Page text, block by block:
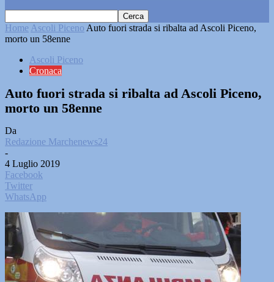
Home Ascoli Piceno Auto fuori strada si ribalta ad Ascoli Piceno,
morto un 58enne
Ascoli Piceno
Cronaca
Auto fuori strada si ribalta ad Ascoli Piceno,
morto un 58enne
Da
Redazione Marchenews24
-
4 Luglio 2019
Facebook
Twitter
WhatsApp